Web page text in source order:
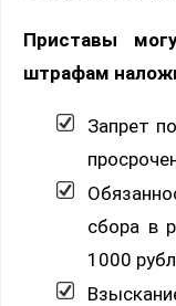
Приставы
штрафам
Запрет
сбора в
1000